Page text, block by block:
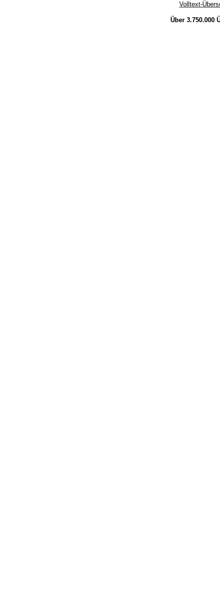
Volltext-
Über 3.750.000